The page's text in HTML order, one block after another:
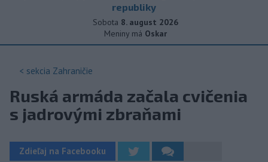
republiky
Sobota 8. august 2026
Meniny má Oskar
< sekcia Zahraničie
Ruská armáda začala cvičenia
s jadrovými zbraňami
Zdieľaj na Facebooku